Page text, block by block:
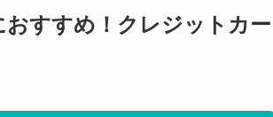
すすめ！クレジットカ